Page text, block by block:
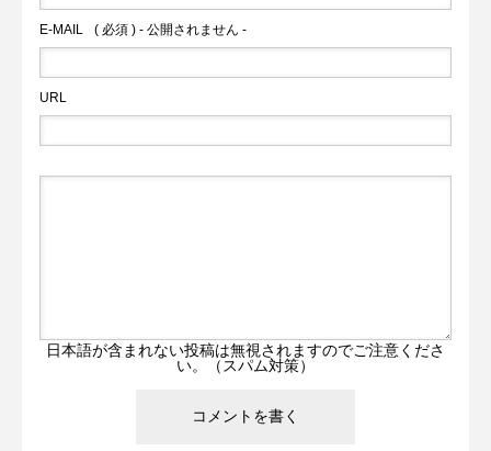
E-MAIL ( 必須 ) - 公開されません -
URL
日本語が含まれない投稿は無視されますのでご注意くださ
い。（スパム対策）